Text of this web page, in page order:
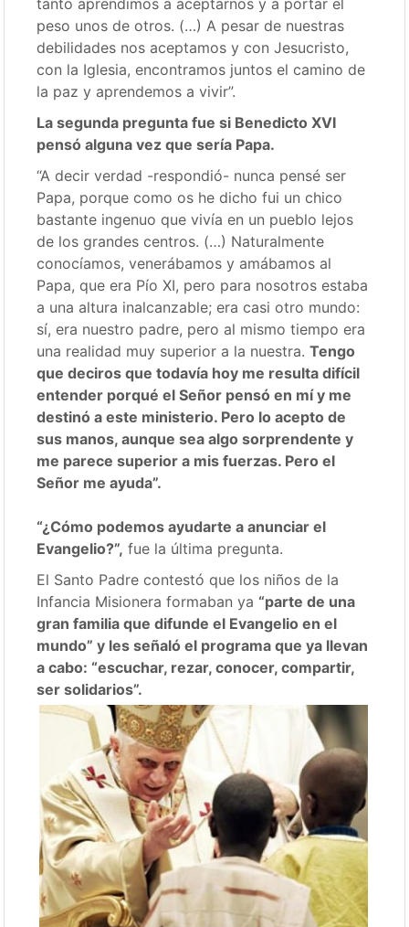
peso unos de otros. (…) A pesar de nuestras
debilidades nos aceptamos y con Jesucristo,
con la Iglesia, encontramos juntos el camino de
la paz y aprendemos a vivir”.
La segunda pregunta fue si Benedicto XVI
pensó alguna vez que sería Papa.
“A decir verdad -respondió- nunca pensé ser
Papa, porque como os he dicho fui un chico
bastante ingenuo que vivía en un pueblo lejos
de los grandes centros. (…) Naturalmente
conocíamos, venerábamos y amábamos al
Papa, que era Pío XI, pero para nosotros estaba
a una altura inalcanzable; era casi otro mundo:
sí, era nuestro padre, pero al mismo tiempo era
una realidad muy superior a la nuestra.Tengo
que deciros que todavía hoy me resulta difícil
entender porqué el Señor pensó en mí y me
destinó a este ministerio. Pero lo acepto de
sus manos, aunque sea algo sorprendente y
me parece superior a mis fuerzas. Pero el
Señor me ayuda”.
“¿Cómo podemos ayudarte a anunciar el
Evangelio?”, fue la última pregunta.
El Santo Padre contestó que los niños de la
Infancia Misionera formaban ya “parte de una
gran familia que difunde el Evangelio en el
mundo” y les señaló el programa que ya llevan
a cabo: “escuchar, rezar, conocer, compartir,
ser solidarios”.